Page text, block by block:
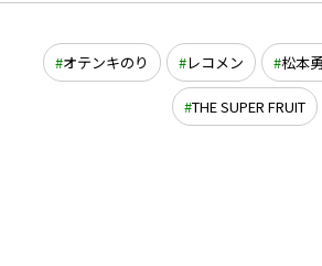
オテンキのり レコメン 松本
THE SUPER FRUIT